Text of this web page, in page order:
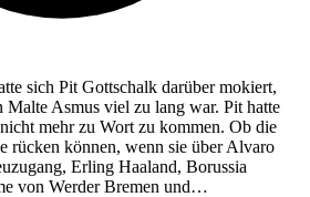
sich Pit Gottschalk darüber mokiert,
Malte Asmus viel zu lang war. Pit hatte
mehr zu Wort zu kommen. Ob die
rücken können, wenn sie über Alvaro
Erling Haaland, Borussia
von Werder Bremen und…